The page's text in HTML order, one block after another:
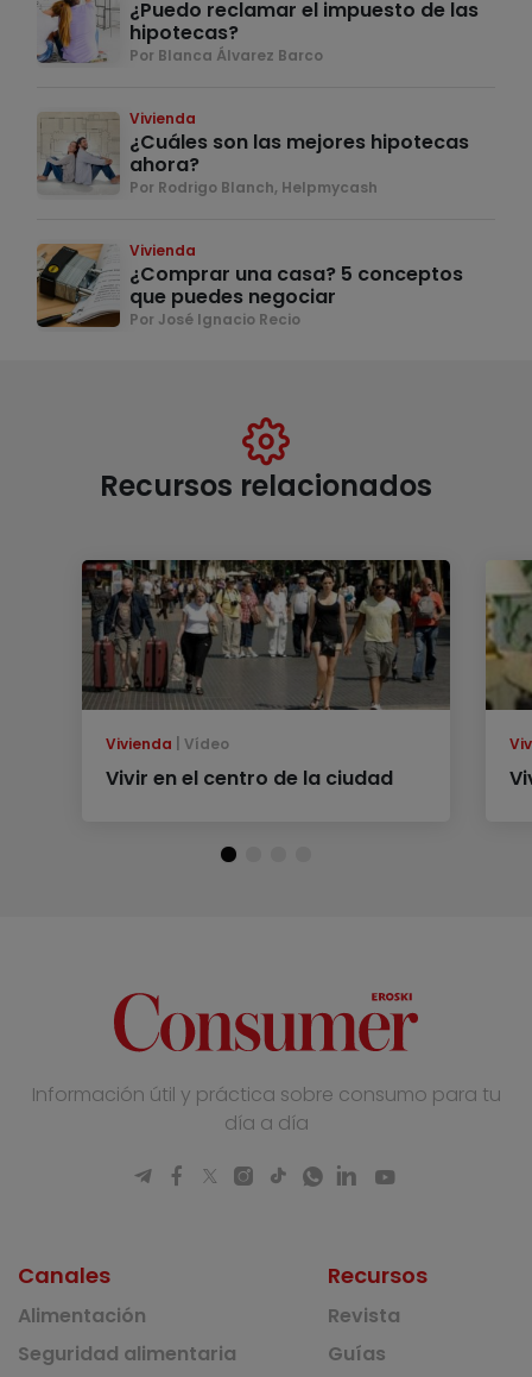
¿Puedo reclamar el impuesto de las
hipotecas?
Por Blanca Álvarez Barco
Vivienda
¿Cuáles son las mejores hipotecas
ahora?
Por Rodrigo Blanch, Helpmycash
Vivienda
¿Comprar una casa? 5 conceptos
que puedes negociar
Por José Ignacio Recio
Recursos relacionados
Vivienda Vídeo
Vivir en el centro de la ciudad
Información útil y práctica sobre consumo para tu
día a día
Canales
Alimentación
Seguridad alimentaria
Recursos
Revista
Guías